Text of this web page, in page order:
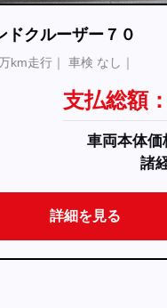
０
額：549万円
本体価格：538万円